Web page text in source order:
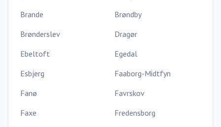
Brande
Brøndby
Brønderslev
Dragør
Ebeltoft
Egedal
Esbjerg
Faaborg-Midtfyn
Fanø
Favrskov
Faxe
Fredensborg